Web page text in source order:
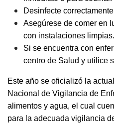
Desinfecte
Asegúrese de comer en
con instalaciones limpias.
Si se encuentra con
centro de Salud y utilice
Este año se oficializó la
Nacional de Vigilancia de
alimentos y agua, el cual
para la adecuada vigilancia